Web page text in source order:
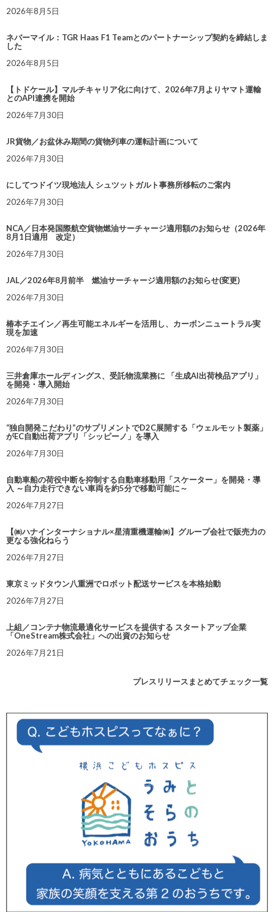
2026年8月5日
ネバーマイル：TGR Haas F1 Teamとのパートナーシップ契約を締結しま
した
2026年8月5日
【トドケール】マルチキャリア化に向けて、2026年7月よりヤマト運輸
とのAPI連携を開始
2026年7月30日
JR貨物／お盆休み期間の貨物列車の運転計画について
2026年7月30日
にしてつドイツ現地法人 シュツットガルト事務所移転のご案内
2026年7月30日
NCA／日本発国際航空貨物燃油サーチャージ適用額のお知らせ（2026年
8月1日適用 改定）
2026年7月30日
JAL／2026年8月前半 燃油サーチャージ適用額のお知らせ(変更)
2026年7月30日
椿本チエイン／再生可能エネルギーを活用し、カーボンニュートラル実
現を加速
2026年7月30日
三井倉庫ホールディングス、受託物流業務に 「生成AI出荷検品アプリ」
を開発・導入開始
2026年7月30日
“独自開発こだわり”のサプリメントでD2C展開する「ウェルモット製薬」
がEC自動出荷アプリ「シッピーノ」を導入
2026年7月30日
自動車船の荷役中断を抑制する自動車移動用「スケーター」を開発・導
入 ～自力走行できない車両を約5分で移動可能に～
2026年7月27日
【㈱ハナインターナショナル×星清重機運輸㈱】グループ会社で販売力の
更なる強化ねらう
2026年7月27日
東京ミッドタウン八重洲でロボット配送サービスを本格始動
2026年7月27日
上組／コンテナ物流最適化サービスを提供する スタートアップ企業
「OneStream株式会社」への出資のお知らせ
2026年7月21日
プレスリリースまとめてチェック一覧